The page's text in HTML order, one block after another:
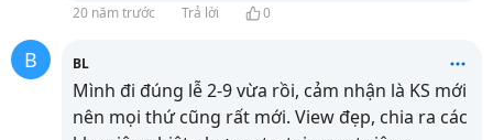
20 năm trước Trả lời 0
B BL
Mình đi đúng lễ 2-9 vừa rồi, cảm nhận là KS mới
nên mọi thứ cũng rất mới. View đẹp, chia ra các